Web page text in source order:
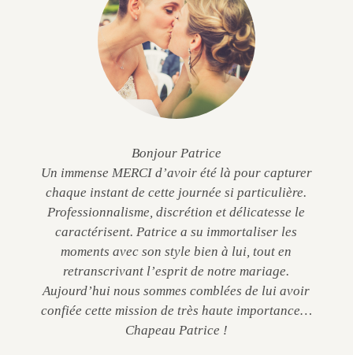
Bonjour Patrice
Un immense MERCI d’avoir été là pour capturer
chaque instant de cette journée si particulière.
Professionnalisme, discrétion et délicatesse le
caractérisent. Patrice a su immortaliser les
moments avec son style bien à lui, tout en
retranscrivant l’esprit de notre mariage.
Aujourd’hui nous sommes comblées de lui avoir
confiée cette mission de très haute importance…
Chapeau Patrice !